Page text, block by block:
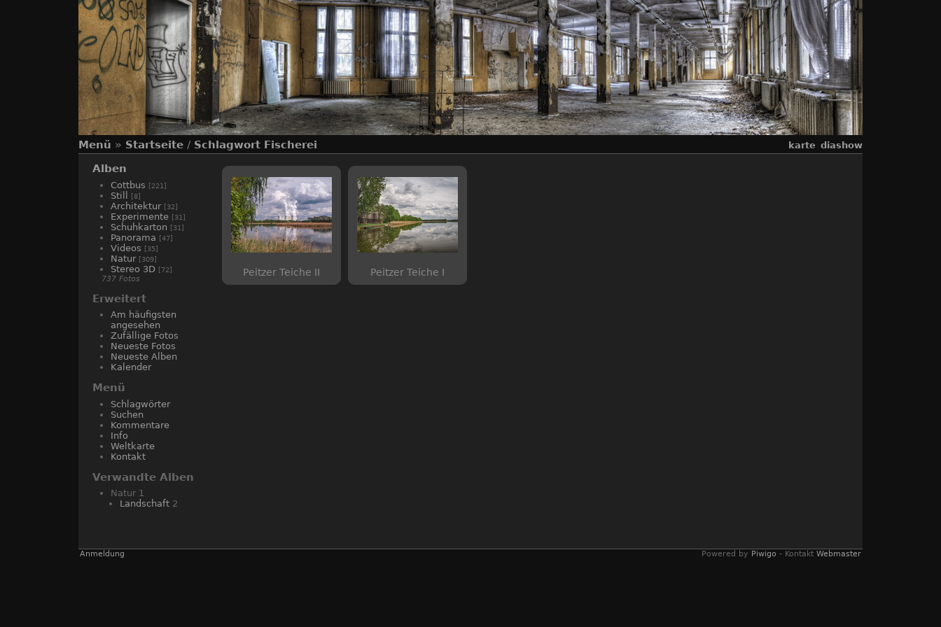
Menü » Startseite / Schlagwort Fischerei karte diashow
Alben
Cottbus [221]
Still [8]
Architektur [32]
Experimente [31]
Schuhkarton [31]
Panorama [47]
Videos [35]
Natur [309]
Stereo 3D [72]
737 Fotos
Erweitert
Am häufigsten
angesehen
Zufällige Fotos
Neueste Fotos
Neueste Alben
Kalender
Menü
Schlagwörter
Suchen
Kommentare
Info
Weltkarte
Kontakt
Verwandte Alben
Natur 1
Landschaft 2
Peitzer Teiche II Peitzer Teiche I
Anmeldung Powered by Piwigo - Kontakt Webmaster